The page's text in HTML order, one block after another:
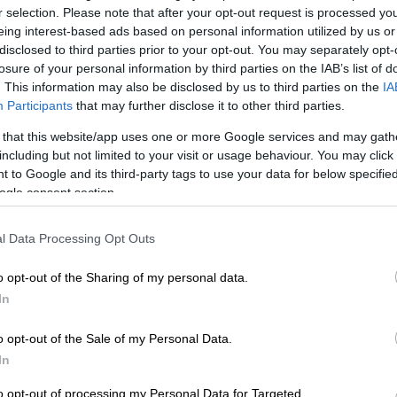
selection. Please note that after your opt-out request is processed
interest-based ads based on personal information utilized by us
to third parties prior to your opt-out. You may separately
of your personal information by third parties on the IAB’s list of
This information may also be disclosed by us to third parties on the
Participants that may further disclose it to other third parties.
that this website/app uses one or more Google services and may
but not limited to your visit or usage behaviour. You may
to Google and its third-party tags to use your data for below
consent section.
Data Processing Opt Outs
opt-out of the Sharing of my personal data.
opt-out of the Sale of my Personal Data.
opt-out of processing my Personal Data for Targeted
Μανώλης Γασπαράκης
Κατερίνα Καραβία, Χρήστος Ντάτσης, Κώστας
Αφροδίτη Γκόγκογλου, Έφη Κουτσοκώστα
Διακυβέρνησης: Μαρία Λιλιοπούλου